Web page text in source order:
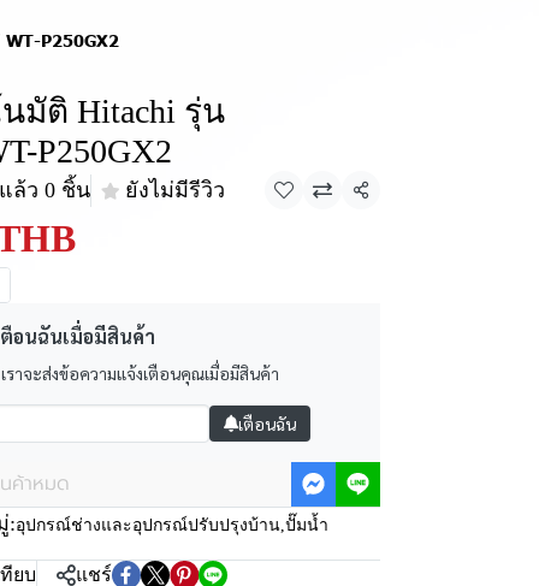
P250GX2
มัติ Hitachi รุ่น
P250GX2
ล้ว 0 ชิ้น ยังไม่มีรีวิว แชร์
ตือนฉันเมื่อมีสินค้า
ราจะส่งข้อความแจ้งเตือนคุณเมื่อมีสินค้า
เตือนฉัน
ค้าหมด
:อุปกรณ์ช่างและอุปกรณ์ปรับปรุงบ้าน,ปั๊มน้ำ
ทียบ แชร์